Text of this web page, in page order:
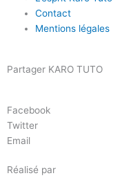
Contact
Mentions légales
Partager KARO TUTO
Facebook
Twitter
Email
Réalisé par